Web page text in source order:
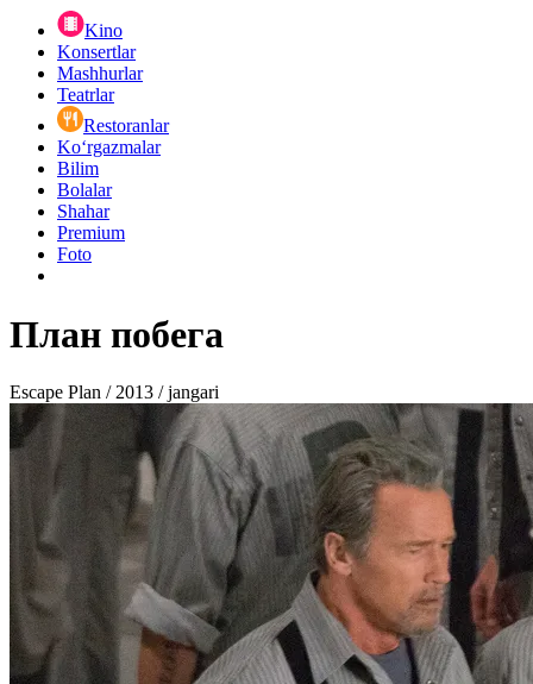
Kino
Konsertlar
Mashhurlar
Teatrlar
Restoranlar
Ko‘rgazmalar
Bilim
Bolalar
Shahar
Premium
Foto
План побега
Escape Plan / 2013 / jangari